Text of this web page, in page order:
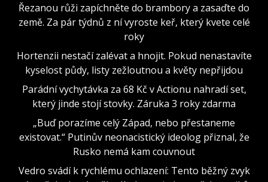
Řezanou růži zapíchněte do brambory a zasaďte do
země. Za pár týdnů z ní vyroste keř, který kvete celé
roky
Hortenzii nestačí zalévat a hnojit. Pokud nenastavíte
kyselost půdy, listy zežloutnou a květy nepřijdou
Parádní vychytávka za 68 Kč v Actionu nahradí set,
který jinde stojí stovky. Záruka 3 roky zdarma
„Buď porazíme celý Západ, nebo přestaneme
existovat.“ Putinův neonacistický ideolog přiznal, že
Rusko nemá kam couvnout
Vedro svádí k rychlému ochlazení: Tento běžný zvyk